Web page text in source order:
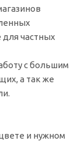
для частных
с большим
а так же
и нужном